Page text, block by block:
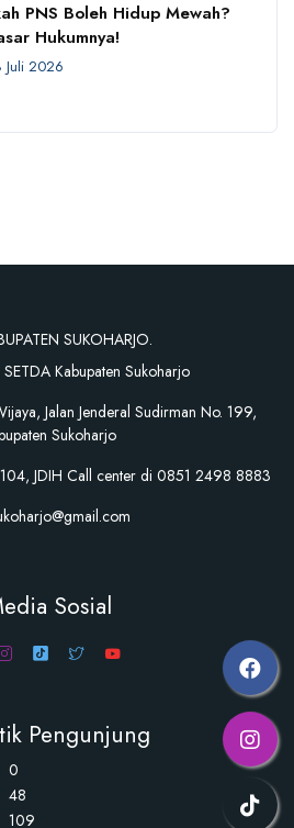
PNS Boleh Hidup Mewah?
Hukumnya!
Juli 2026
SUKOHARJO.
Kabupaten Sukoharjo
Jalan Jenderal Sudirman No. 199,
Sukoharjo
JDIH Call center di 0851 2498 8883
Sosial
Pengunjung
0
48
109